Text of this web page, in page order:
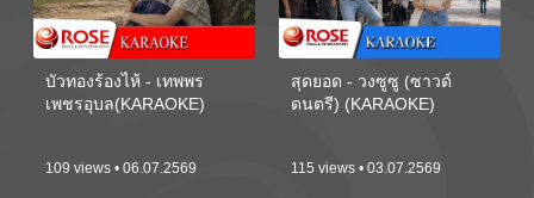
บัวทองร้องไห้ - เทพพร
เพชรอุบล(KARAOKE)
109 views • 06.07.2569
สุดยอด - วงซูซู (ซาวด์
ดนตรี) (KARAOKE)
115 views • 03.07.2569